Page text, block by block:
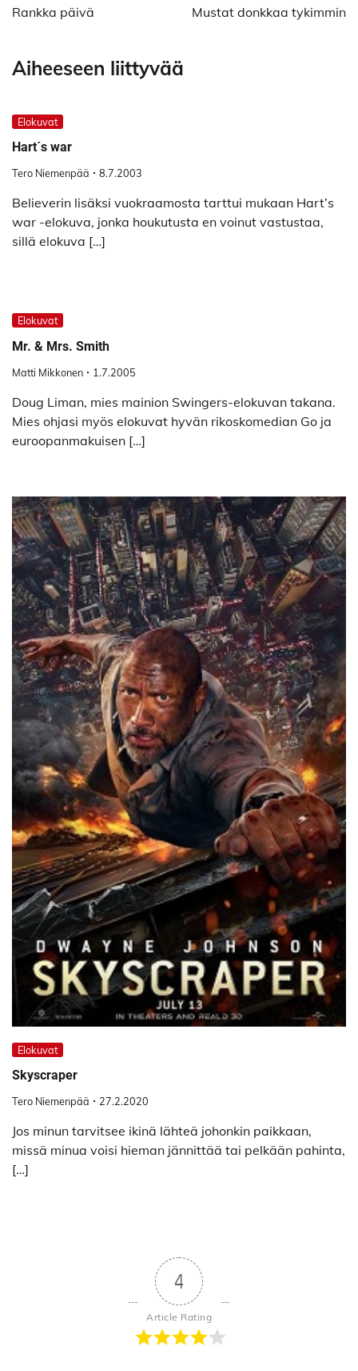
selaus
Rankka päivä
Mustat donkkaa tykimmin
Aiheeseen liittyvää
Elokuvat
Hart´s war
Tero Niemenpää 8.7.2003
Believerin lisäksi vuokraamosta tarttui mukaan Hart’s
war -elokuva, jonka houkutusta en voinut vastustaa,
sillä elokuva […]
Elokuvat
Mr. & Mrs. Smith
Matti Mikkonen 1.7.2005
Doug Liman, mies mainion Swingers-elokuvan takana.
Mies ohjasi myös elokuvat hyvän rikoskomedian Go ja
euroopanmakuisen […]
Elokuvat
Skyscraper
Tero Niemenpää 27.2.2020
Jos minun tarvitsee ikinä lähteä johonkin paikkaan,
missä minua voisi hieman jännittää tai pelkään pahinta,
[…]
4
Article Rating